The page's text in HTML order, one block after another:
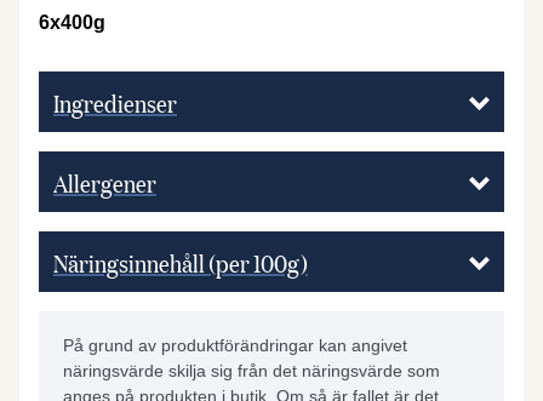
6x400g
Ingredienser
Allergener
Näringsinnehåll (per 100g)
På grund av produktförändringar kan angivet
näringsvärde skilja sig från det näringsvärde som
anges på produkten i butik. Om så är fallet är det